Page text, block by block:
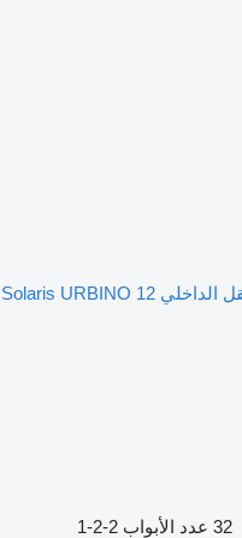
باص النقل الداخلي Solaris URBINO 12
32 عدد الأبواب 2-2-1